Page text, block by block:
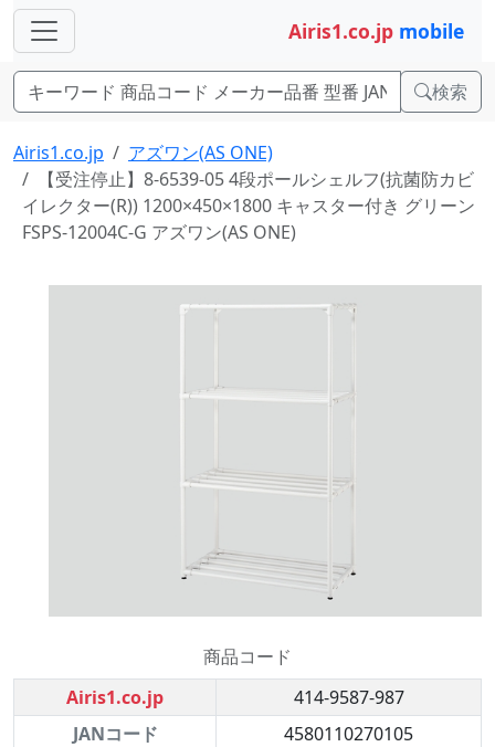
Airis1.co.jp mobile
検索
Airis1.co.jp
アズワン(AS ONE)
【受注停止】8-6539-05 4段ポールシェルフ(抗菌防カビ
イレクター(R)) 1200×450×1800 キャスター付き グリーン
FSPS-12004C-G アズワン(AS ONE)
商品コード
Airis1.co.jp
414-9587-987
JANコード
4580110270105